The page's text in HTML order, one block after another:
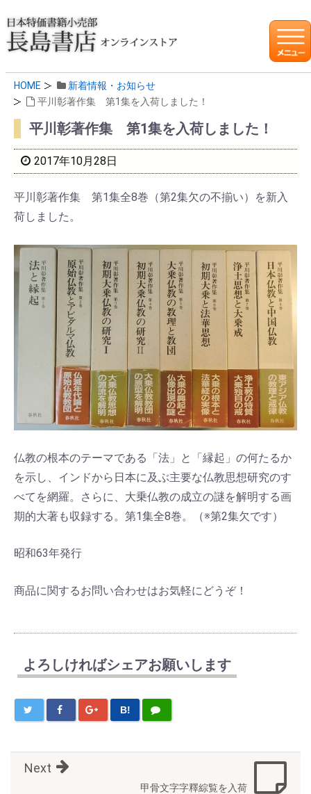
HOME
新着情報・お知らせ
平川彰著作集 第1集を入荷しました！
平川彰著作集 第1集を入荷しました！
2017年10月28日
平川彰著作集 第1集全8巻（第2集欠の不揃い）を新入
荷しました。
仏教の根本のテーマである「法」と「縁起」の何たるか
を示し、インドから日本に及ぶ主要な仏教思想研究のす
べてを網羅。さらに、大乗仏教の成立の謎を解明する画
期的大著も収録する。第1集全8巻。（※第2集欠です）
昭和63年発行
商品に関するお問い合わせはお気軽にどうぞ！
よろしければシェアお願いします
B!
甲骨文字字釋綜覧を入荷
Next